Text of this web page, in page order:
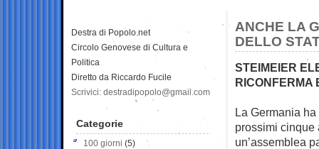
ANCHE LA
DELLO
STEIMEIER
RICONFERMA
La Germania
prossimi cinque
un’assemblea
Destra di Popolo.net
Circolo Genovese di Cultura e
Politica
Diretto da Riccardo Fucile
Scrivici: destradipopolo@gmail.com
Categorie
100 giorni (5)